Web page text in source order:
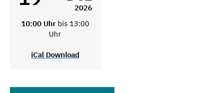
2026
10:00 Uhr bis 13:00
Uhr
iCal Download